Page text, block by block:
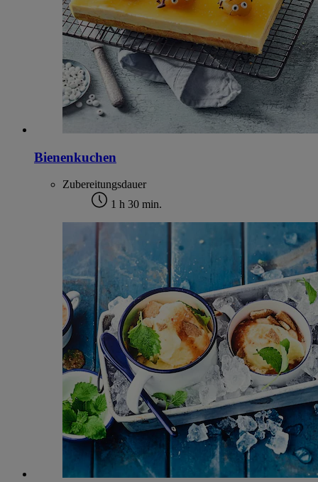
Bienenkuchen
Zubereitungsdauer
1 h 30 min.